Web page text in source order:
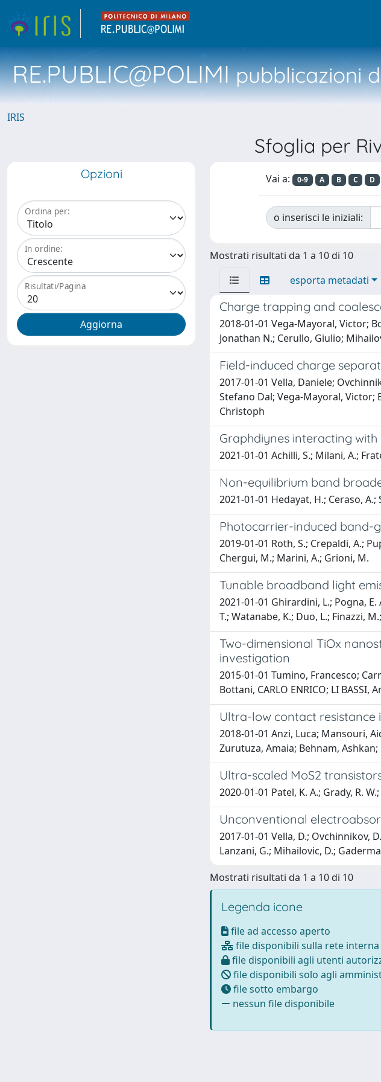
RE.PUBLIC@POLIMIpubblicazioni
IRIS
Sfoglia per
Opzioni
Ordina per:
In ordine:
Risultati/Pagina
Vai a: 0-9 A B C D
o inserisci le iniziali:
Mostrati risultati da 1 a 10 di 10
esporta metadati
Charge trapping and
2018-01-01 Vega-Mayoral, Victor;
Jonathan N.; Cerullo, Giulio;
Field-induced charge
2017-01-01 Vella, Daniele;
Stefano Dal; Vega-Mayoral, Victor;
Christoph
Graphdiynes interacting
2021-01-01 Achilli, S.; Milani, A.;
Non-equilibrium band
2021-01-01 Hedayat, H.; Ceraso, A.;
Photocarrier-induced band-
2019-01-01 Roth, S.; Crepaldi, A.;
Chergui, M.; Marini, A.; Grioni, M.
Tunable broadband light
2021-01-01 Ghirardini, L.; Pogna, E.
T.; Watanabe, K.; Duo, L.; Finazzi,
Two-dimensional TiOx
investigation
2015-01-01 Tumino, Francesco;
Bottani, CARLO ENRICO; LI BASSI,
Ultra-low contact resistance
2018-01-01 Anzi, Luca; Mansouri,
Zurutuza, Amaia; Behnam,
Ultra-scaled MoS2
2020-01-01 Patel, K. A.; Grady, R.
Unconventional
2017-01-01 Vella, D.; Ovchinnikov,
Lanzani, G.; Mihailovic, D.;
Mostrati risultati da 1 a 10 di 10
Legenda icone
file ad accesso aperto
file disponibili sulla rete interna
file disponibili agli utenti
file disponibili solo agli
file sotto embargo
nessun file disponibile